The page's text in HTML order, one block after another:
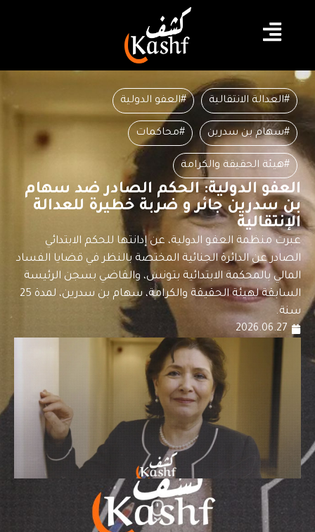
#العدالة الانتقالية #العفو الدولية
#سهام بن سدرين #محاكمات
#هيئة الحقيقة والكرامة
العفو الدولية: الحكم الصادر ضد سهام
بن سدرين جائر و ضربة خطيرة للعدالة
الإنتقالية
عبرت منظمة العفو الدولية، عن إدانتها للحكم الابتدائي
الصادر عن الدائرة الجنائية المختصة بالنظر في قضايا الفساد
المالي بالمحكمة الابتدائية بتونس، والقاضي بسجن الرئيسة
السابقة لهيئة الحقيقة والكرامة، سهام بن سدرين، لمدة 25
سنة.
2026.06.27